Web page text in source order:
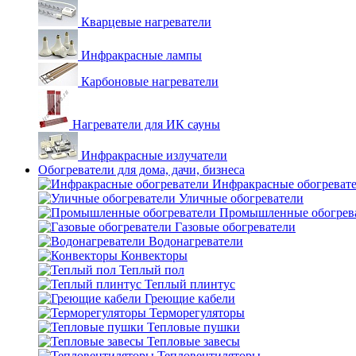
Кварцевые нагреватели
Инфракрасные лампы
Карбоновые нагреватели
Нагреватели для ИК сауны
Инфракрасные излучатели
Обогреватели для дома, дачи, бизнеса
Инфракрасные
Уличные обогреватели
Промышленные
Газовые обогреватели
Водонагреватели
Конвекторы
Теплый пол
Теплый плинтус
Греющие кабели
Терморегуляторы
Тепловые пушки
Тепловые завесы